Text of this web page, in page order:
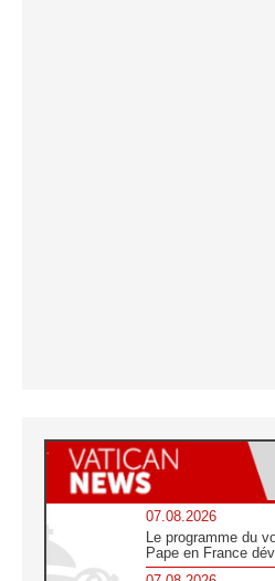
07.08.2026
Le programme du
Pape en France